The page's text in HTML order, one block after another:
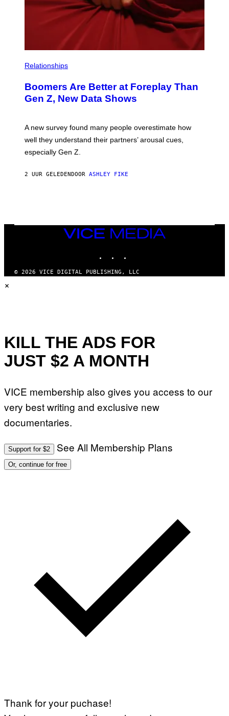
Relationships
Boomers Are Better at Foreplay Than
Gen Z, New Data Shows
A new survey found many people overestimate how
well they understand their partners’ arousal cues,
especially Gen Z.
2 UUR GELEDENDOOR ASHLEY FIKE
VICE
MEDIA
© 2026 VICE DIGITAL PUBLISHING, LLC
×
KILL THE ADS FOR
JUST $2 A MONTH
VICE membership also gives you access to our
very best writing and exclusive new
documentaries.
Support for $2 See All Membership Plans
Or, continue for free
Thank for your puchase!